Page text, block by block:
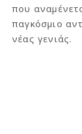
που
παγκόσμιο
νέας γενιάς.